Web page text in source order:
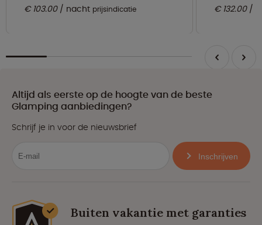
€ 103.00 nacht prijsindicatie € 132.00
Altijd als eerste op de hoogte van de beste
Glamping aanbiedingen?
Schrijf je in voor de nieuwsbrief
Inschrijven
Buiten vakantie met garanties